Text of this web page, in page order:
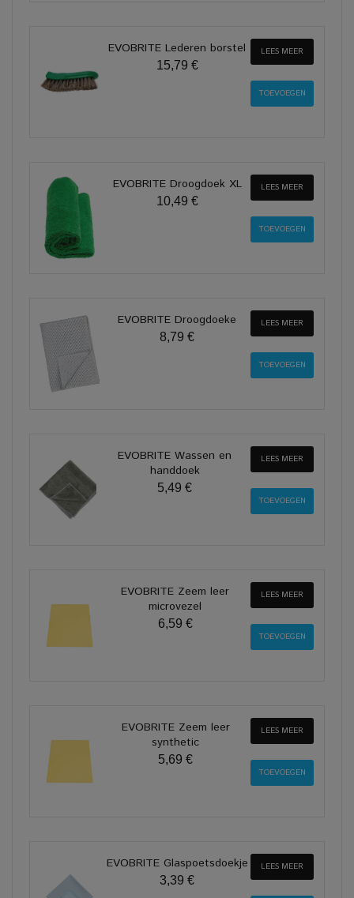
EVOBRITE Lederen borstel
15,79 €
LEES MEER
EVOBRITE Droogdoek XL
10,49 €
LEES MEER
EVOBRITE Droogdoeke
8,79 €
LEES MEER
EVOBRITE Wassen en
handdoek
5,49 €
LEES MEER
EVOBRITE Zeem leer
microvezel
6,59 €
LEES MEER
EVOBRITE Zeem leer
synthetic
5,69 €
LEES MEER
EVOBRITE Glaspoetsdoekje
3,39 €
LEES MEER